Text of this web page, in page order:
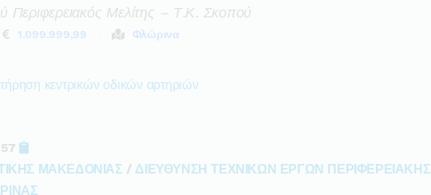
Περιφερειακός Μελίτης – Τ.κ. Σκοπού
1.099.999,99 Φλώρινα
κεντρικών οδικών αρτηριών
ΜΑΚΕΔΟΝΙΑΣ / ΔΙΕΥΘΥΝΣΗ ΤΕΧΝΙΚΩΝ ΕΡΓΩΝ ΠΕΡΙΦΕΡΕΙΑΚΗΣ